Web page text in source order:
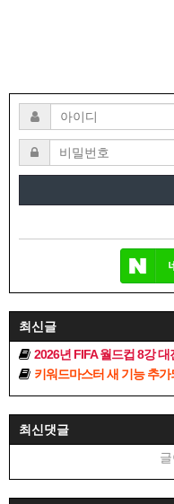
최신글
2026년 FIFA 월드컵 8강 대
키워드마스터 새 기능 추가
최신댓글